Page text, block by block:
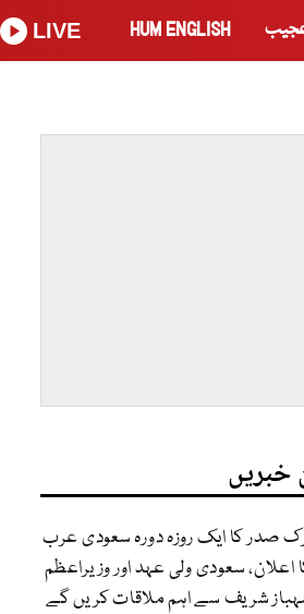
HUM ENGLISH
LIVE
خبریں
صدر کا ایک روزہ دورہ سعودی عرب
اعلان، سعودی ولی عہد اور وزیراعظم
شریف سے اہم ملاقات کریں گے